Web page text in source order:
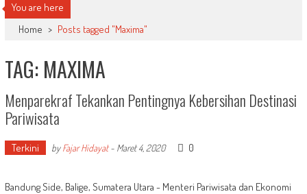
You are here
Home > Posts tagged "Maxima"
TAG: MAXIMA
Menparekraf Tekankan Pentingnya Kebersihan Destinasi
Pariwisata
Terkini byFajar Hidayat- Maret 4, 2020 0
Bandung Side, Balige, Sumatera Utara - Menteri Pariwisata dan Ekonomi